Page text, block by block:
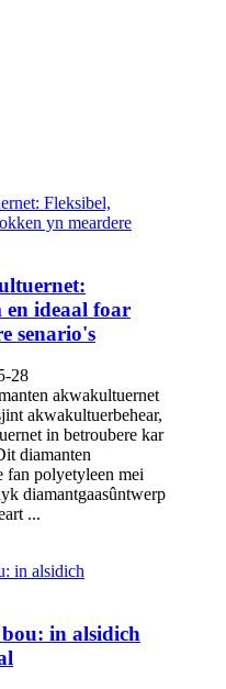
en ideaal foar
senario's
28
akwakultuernet
akwakultuerbehear,
in betroubere kar
diamanten
fan polyetyleen mei
diamantgaasûntwerp
...
in alsidich